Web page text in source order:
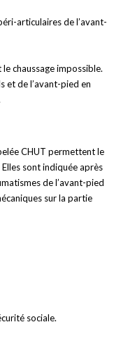
articulaires de l’avant-
chaussage impossible.
et de l’avant-pied en
CHUT permettent le
sont indiquée après
de l’avant-pied
sur la partie
sociale.